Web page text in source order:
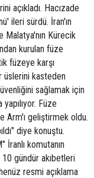
açıkladı. Hacızade
ileri sürdü. İran'ın
Malatya'nın Kürecik
kurulan füze
füzeye karşı
üslerini kasteden
sağlamak için
Füze
Arm'ı geliştirmek oldu.
diye konuştu.
İranlı komutanın
10 gündür akıbetleri
resmi açıklama